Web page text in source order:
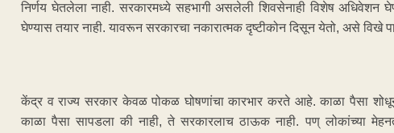
निर्णय घेतलेला नाही. सरकारमध्ये सहभागी असलेली शिवसेनाही विशेष अधिवेशन
घेण्यास तयार नाही. यावरून सरकारचा नकारात्मक दृष्टीकोन दिसून येतो, असे विखे
केंद्र व राज्य सरकार केवळ पोकळ घोषणांचा कारभार करते आहे. काळा पैसा
काळा पैसा सापडला की नाही, ते सरकारलाच ठाऊक नाही. पण् लोकांच्या